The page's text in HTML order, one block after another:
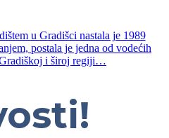
u Gradišci nastala je 1989
postala je jedna od vodećih
i široj regiji…